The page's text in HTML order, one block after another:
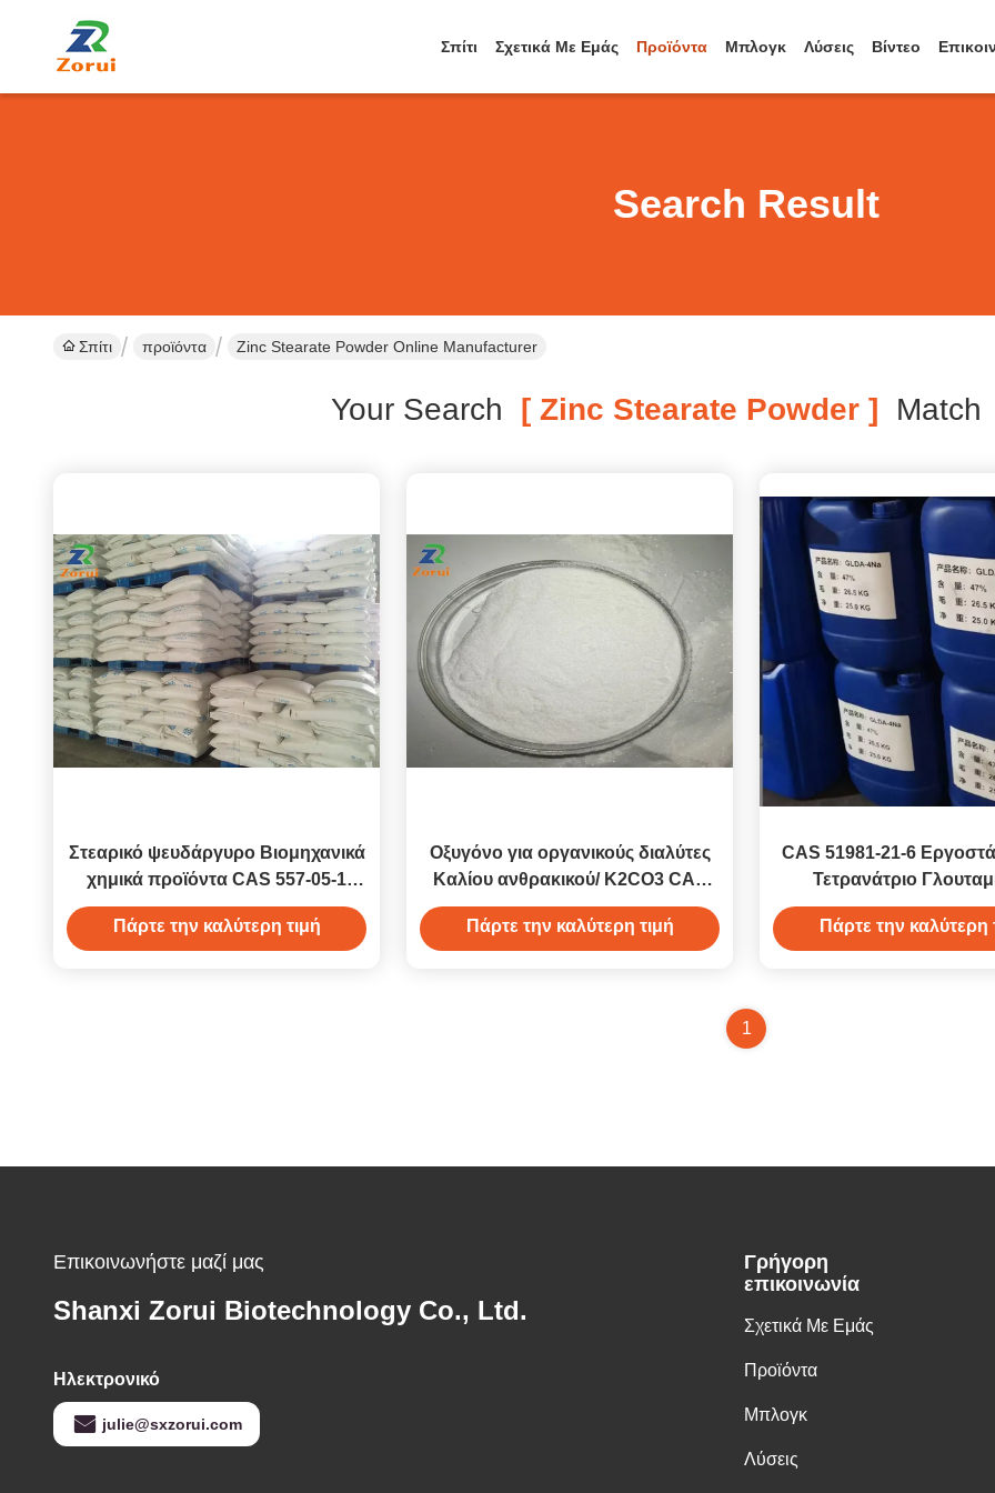
Σπίτι Σχετικά Με Εμάς Προϊόντα Μπλογκ Λύσεις Βίντεο
Search Result
Σπίτι προϊόντα Zinc Stearate Powder Online Manufacturer
Your Search [ Zinc Stearate Powder ] Match
Στεαρικό ψευδάργυρο Βιομηχανικά
χημικά προϊόντα CAS 557-05-1
Σκόνη διαλύτη Βιομηχανική
εφαρμογή
Πάρτε την καλύτερη τιμή
Οξυγόνο για οργανικούς διαλύτες
Καλίου ανθρακικού/ K2CO3 CAS
584-08-7
Πάρτε την καλύτερη τιμή
CAS 51981-21-6
Τετρανάτριο
Διακετυλικό GLDA
Απορρυπαντικά και
Πάρτε την καλύτερη
1
Επικοινωνήστε μαζί μας
Shanxi Zorui Biotechnology Co., Ltd.
Ηλεκτρονικό
julie@sxzorui.com
Γρήγορη
επικοινωνία
Σχετικά Με Εμάς
Προϊόντα
Μπλογκ
Λύσεις